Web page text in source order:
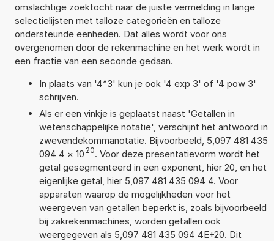
omslachtige zoektocht naar de juiste vermelding in lange
selectielijsten met talloze categorieën en talloze
ondersteunde eenheden. Dat alles wordt voor ons
overgenomen door de rekenmachine en het werk wordt in
een fractie van een seconde gedaan.
In plaats van '4^3' kun je ook '4 exp 3' of '4 pow 3'
schrijven.
Als er een vinkje is geplaatst naast 'Getallen in
wetenschappelijke notatie', verschijnt het antwoord in
zwevendekommanotatie. Bijvoorbeeld, 5,097 481 435
094 4 × 10 20. Voor deze presentatievorm wordt het
getal gesegmenteerd in een exponent, hier 20, en het
eigenlijke getal, hier 5,097 481 435 094 4. Voor
apparaten waarop de mogelijkheden voor het
weergeven van getallen beperkt is, zoals bijvoorbeeld
bij zakrekenmachines, worden getallen ook
weergegeven als 5,097 481 435 094 4E+20. Dit